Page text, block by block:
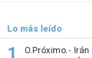
Lo más leído
O.Próximo.-